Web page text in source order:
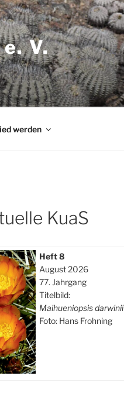
V.
werden
KuaS
Heft 8
August 2026
77. Jahrgang
Titelbild:
Maihueniopsis darwinii
Foto: Hans Frohning